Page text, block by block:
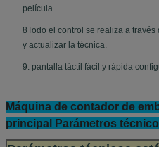
película.
8Todo el control se realiza a
y actualizar la técnica.
9. pantalla táctil fácil y rápida
Máquina de contador de
principal Parámetros